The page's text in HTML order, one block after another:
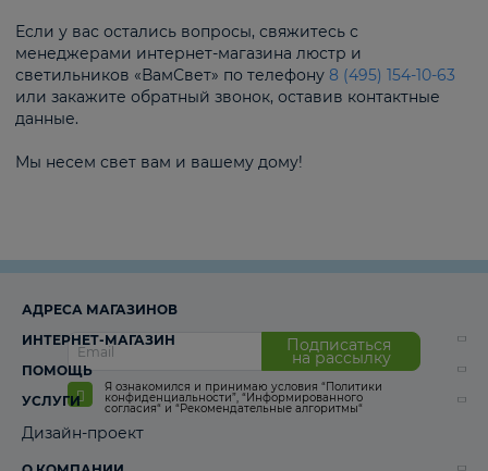
Если у вас остались вопросы, свяжитесь с
менеджерами интернет-магазина люстр и
светильников «ВамСвет» по телефону 8 (495) 154-10-63
или закажите обратный звонок, оставив контактные
данные.
Мы несем свет вам и вашему дому!
Подписаться
на рассылку
Я ознакомился и принимаю условия “Политики
конфиденциальности”, “Информированного
согласия“ и “Рекомендательные алгоритмы“
АДРЕСА МАГАЗИНОВ
ИНТЕРНЕТ-МАГАЗИН
ПОМОЩЬ
УСЛУГИ
Дизайн-проект